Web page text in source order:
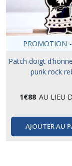
PROMOTION -
Patch doigt
punk rock
1€88 AU LIEU
AJOUTER AU